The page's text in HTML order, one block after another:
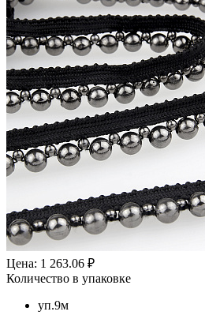
Цена: 1 263.06 ₽
Количество в упаковке
уп.9м